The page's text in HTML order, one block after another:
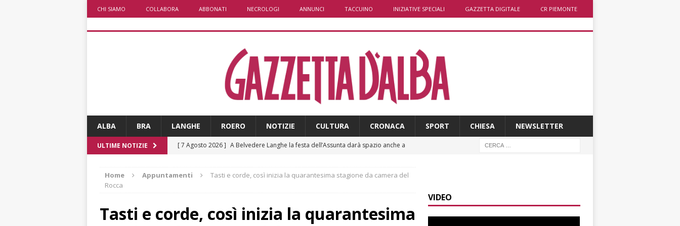
CHI SIAMO COLLABORA ABBONATI NECROLOGI ANNUNCI TACCUINO INIZIATIVE SPECIALI GAZZETTA DIGITALE CR PIEMONTE
ALBA BRA LANGHE ROERO NOTIZIE CULTURA CRONACA SPORT CHIESA NEWSLETTER
ULTIME NOTIZIE [ 7 Agosto 2026 ] A Belvedere Langhe la festa dell’Assunta darà spazio anche a
[ 7 Agosto 2026 ] Abitare il piemontese / La parola della settimana è Bifa
[ 7 Agosto 2026 ] Alba: lunedì 10 agosto tornano le “Notti del vino”
ALBA
Home Appuntamenti
Tasti e corde, così inizia la quarantesima stagione da camera del
Rocca
Tasti e corde, così inizia la quarantesima
VIDEO